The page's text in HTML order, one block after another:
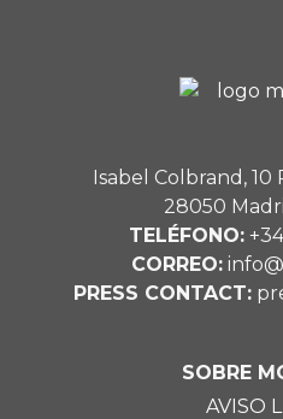
Isabel Colbrand, 10
28050
TELÉFONO:
CORREO:
PRESS CONTACT:
SOBRE
AVISO